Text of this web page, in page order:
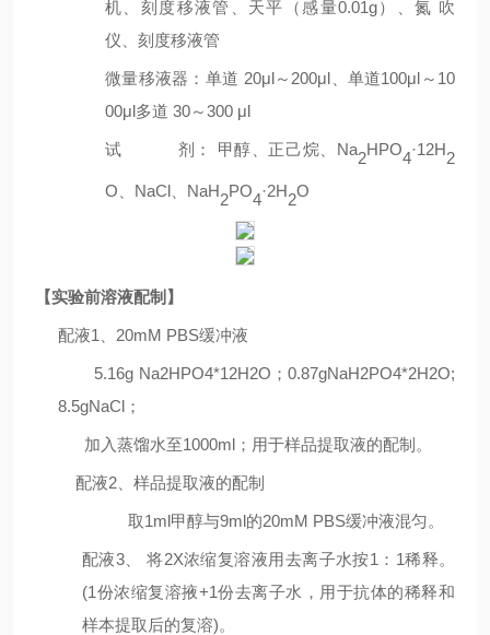
机、刻度移液管、天平（感量0.01g）、氮 吹
仪、刻度移液管
微量移液器：单道 20μl～ 200μl 、单道100μl ～ 10
00μl多道 30～300 μl
试 剂： 甲醇、正己烷、 Na2HPO4·12H2
O
NaCl NaH2PO4·2H2O
【实验前溶液配制】
配液1、20mM PBS缓冲液
5.16g Na2HPO4*12H2O；0.87gNaH2PO4*2H2O;
8.5gNaCl；
加入蒸馏水至1000ml；用于样品提取液的配制。
配液2 、样品提取液的配制
取1ml甲醇与9ml的20mM PBS缓冲液混匀。
配液3、 将2X浓缩复溶液用去离子水按1 ： 1稀释。
(1份浓缩复溶掖+1份去离子水，用于抗体的稀释和
样本提取后的复溶)。